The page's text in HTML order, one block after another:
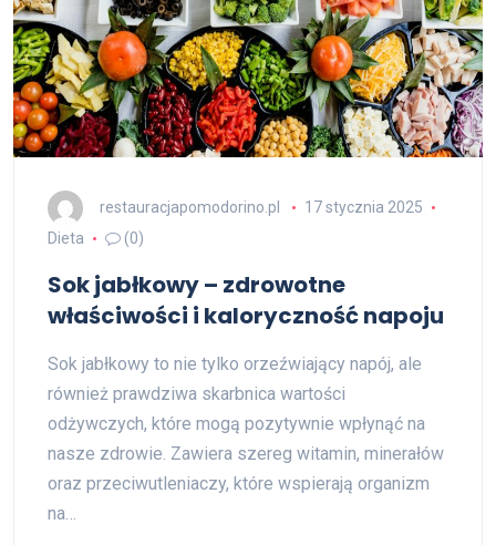
restauracjapomodorino.pl
17 stycznia 2025
Dieta
(0)
Sok jabłkowy – zdrowotne
właściwości i kaloryczność napoju
Sok jabłkowy to nie tylko orzeźwiający napój, ale
również prawdziwa skarbnica wartości
odżywczych, które mogą pozytywnie wpłynąć na
nasze zdrowie. Zawiera szereg witamin, minerałów
oraz przeciwutleniaczy, które wspierają organizm
na…